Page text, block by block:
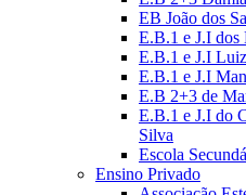
EB João dos
E.B.1 e J.I dos
E.B.1 e J.I
E.B.1 e J.I
E.B 2+3 de
E.B.1 e J.I do
Silva
Escola
Ensino Privado